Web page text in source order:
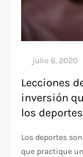
Lecciones
inversión
los deportes
Los deportes
que practique